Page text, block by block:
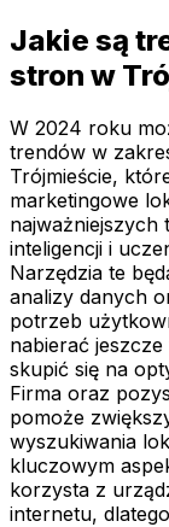
Jakie są
stron w
W 2024 roku
trendów w
Trójmieście,
marketingowe
najważniejszych
inteligencji i
Narzędzia te
analizy danych
potrzeb
nabierać
skupić się na
Firma oraz
pomoże
wyszukiwania
kluczowym
korzysta z
internetu,